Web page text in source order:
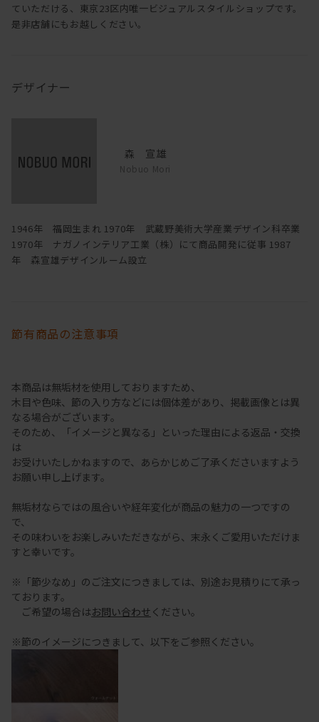
ていただける、東京23区内唯一ビジュアルスタイルショップです。
是非店舗にもお越しください。
デザイナー
森 宣雄
Nobuo Mori
1946年 福岡生まれ 1970年 武蔵野美術大学産業デザイン科卒業
1970年 ナガノインテリア工業（株）にて商品開発に従事 1987
年 森宣雄デザインルーム設立
節有商品の注意事項
本商品は無垢材を使用しておりますため、
木目や色味、節の入り方などには個体差があり、掲載画像とは異
なる場合がございます。
そのため、「イメージと異なる」といった理由による返品・交換
は
お受けいたしかねますので、あらかじめご了承くださいますよう
お願い申し上げます。
無垢材ならではの風合いや経年変化が商品の魅力の一つですの
で、
その味わいをお楽しみいただきながら、末永くご愛用いただけま
すと幸いです。
※「節少なめ」のご注文につきましては、別途お見積りにて承っ
ております。
ご希望の場合はお問い合わせ ください。
※節のイメージにつきまして、以下をご参照ください。